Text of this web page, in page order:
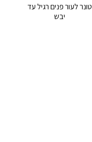
טונר לעור פנים רגיל עד
יבש